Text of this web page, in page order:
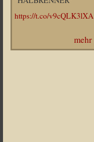
https://t.co/v9cQLK3lXA
mehr